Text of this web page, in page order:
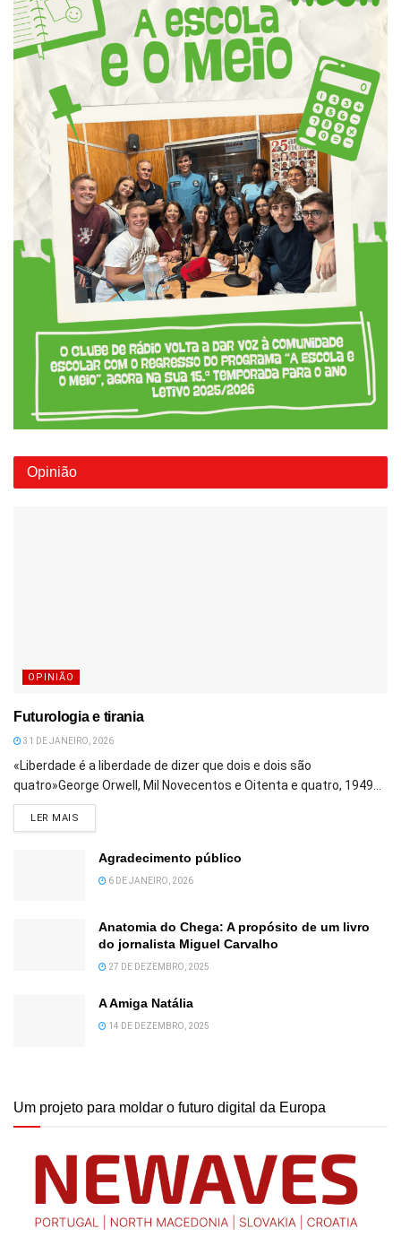
Opinião
OPINIÃO
Futurologia e tirania
31 DE JANEIRO, 2026
«Liberdade é a liberdade de dizer que dois e dois são
quatro»George Orwell, Mil Novecentos e Oitenta e quatro, 1949...
LER MAIS
Agradecimento público
6 DE JANEIRO, 2026
Anatomia do Chega: A propósito de um livro
do jornalista Miguel Carvalho
27 DE DEZEMBRO, 2025
A Amiga Natália
14 DE DEZEMBRO, 2025
Um projeto para moldar o futuro digital da Europa